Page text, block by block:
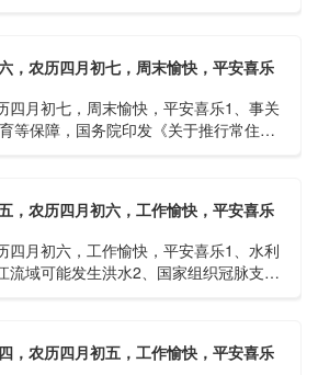
，农历四月初七，周末愉快，平安喜乐
四月初七，周末愉快，平安喜乐1、事关
等保障，国务院印发《关于推行常住地
，农历四月初六，工作愉快，平安喜乐
四月初六，工作愉快，平安喜乐1、水利
流域可能发生洪水2、国家组织冠脉支架
，农历四月初五，工作愉快，平安喜乐